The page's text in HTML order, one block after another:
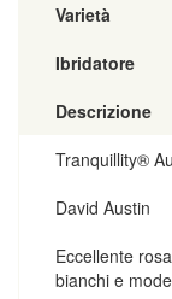
Varietà
Ibridatore
Descrizione
Tranquillity®
David Austin
Eccellente
bianchi e